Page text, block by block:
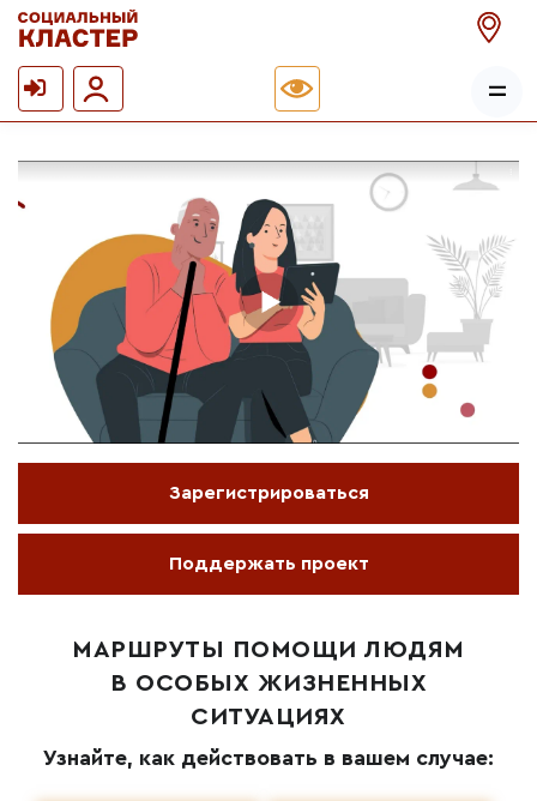
Зарегистрироваться
Поддержать проект
МАРШРУТЫ ПОМОЩИ ЛЮДЯМ
В ОСОБЫХ ЖИЗНЕННЫХ
СИТУАЦИЯХ
Узнайте, как действовать в вашем случае: